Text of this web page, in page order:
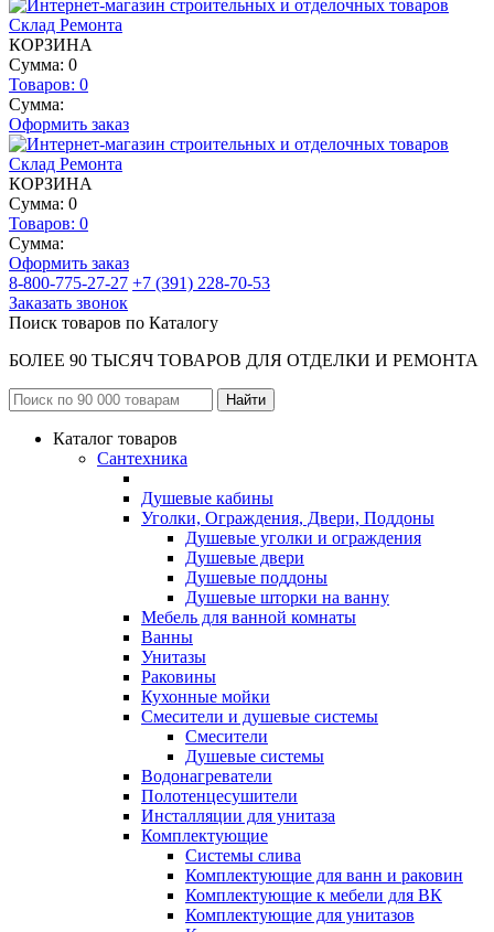
КОРЗИНА
Сумма: 0
Товаров: 0
Сумма:
Оформить заказ
КОРЗИНА
Сумма: 0
Товаров: 0
Сумма:
Оформить заказ
8-800-775-27-27 +7 (391) 228-70-53
Заказать звонок
Поиск товаров по Каталогу
БОЛЕЕ 90 ТЫСЯЧ ТОВАРОВ ДЛЯ ОТДЕЛКИ И РЕМОНТА
Каталог товаров
Сантехника
Душевые кабины
Уголки, Ограждения, Двери, Поддоны
Душевые уголки и ограждения
Душевые двери
Душевые поддоны
Душевые шторки на ванну
Мебель для ванной комнаты
Ванны
Унитазы
Раковины
Кухонные мойки
Смесители и душевые системы
Смесители
Душевые системы
Водонагреватели
Полотенцесушители
Инсталляции для унитаза
Комплектующие
Системы слива
Комплектующие для ванн и раковин
Комплектующие к мебели для ВК
Комплектующие для унитазов